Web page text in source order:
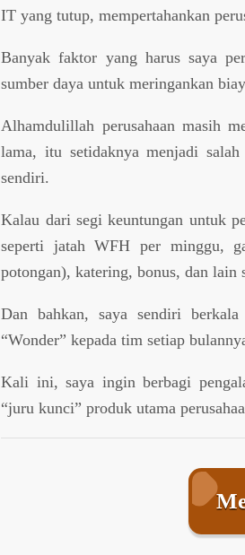
IT yang tutup, mempertahankan
Banyak faktor yang harus saya
sumber daya untuk meringankan
Alhamdulillah perusahaan masih
lama, itu setidaknya menjadi
sendiri.
Kalau dari segi keuntungan untuk
seperti jatah WFH per minggu,
potongan), katering, bonus, dan lain
Dan bahkan, saya sendiri
“Wonder” kepada tim setiap
Kali ini, saya ingin berbagi
“juru kunci” produk utama